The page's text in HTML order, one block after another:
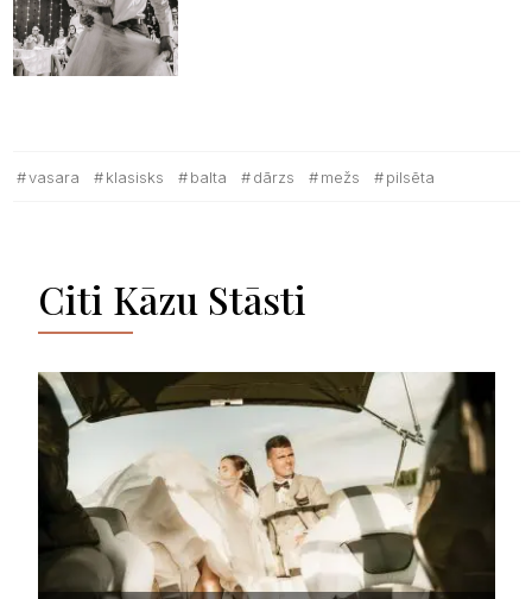
vasara klasisks balta dārzs mežs pilsēta
Citi Kāzu Stāsti